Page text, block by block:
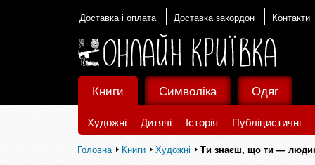
Доставка і оплата Доставка закордон Контакти
Книги
Художні Дитячі Історія Публіцистичні
Символіка Одяг
Головна Книги Художні Ти знаєш, що ти —